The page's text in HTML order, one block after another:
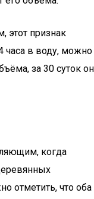
этот признак
часа в воду, можно
за 30 суток он
когда
отметить, что оба